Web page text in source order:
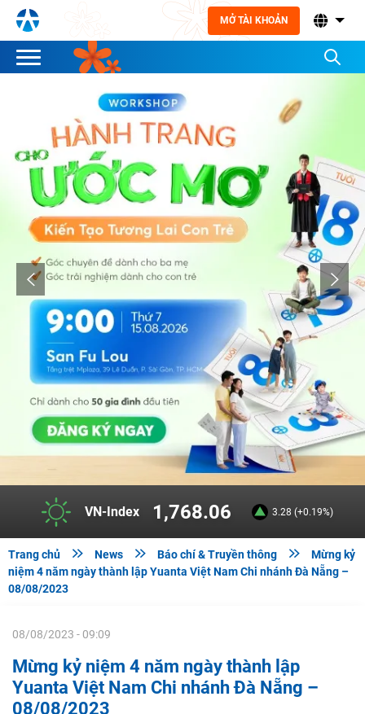
MỞ TÀI KHOẢN
VN-Index 1,768.06 3.28 (+0.19%)
Trang chủ  News  Báo chí & Truyền thông 
Mừng kỷ
niệm 4 năm ngày thành lập Yuanta Việt Nam Chi nhánh Đà Nẵng –
08/08/2023
08/08/2023 - 09:09
Mừng kỷ niệm 4 năm ngày thành lập
Yuanta Việt Nam Chi nhánh Đà Nẵng –
08/08/2023